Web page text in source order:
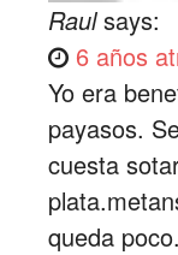
Raul says:
6 años
Yo era
payasos.
cuesta
queda poco.